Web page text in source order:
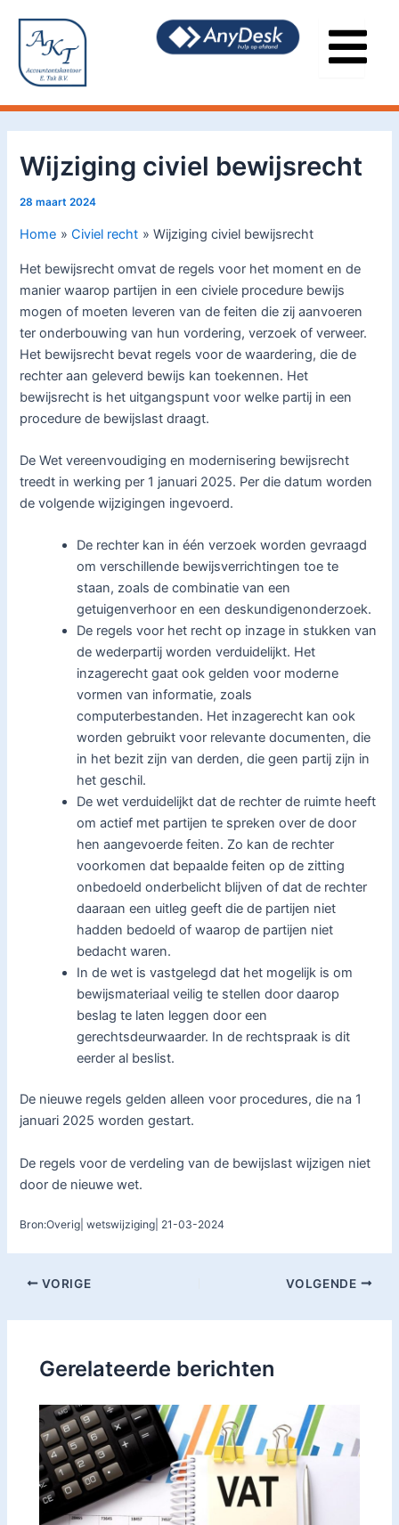
inhoud
Wijziging civiel bewijsrecht
28 maart 2024
Home Civiel recht Wijziging civiel bewijsrecht
Het bewijsrecht omvat de regels voor het moment en de
manier waarop partijen in een civiele procedure bewijs
mogen of moeten leveren van de feiten die zij aanvoeren
ter onderbouwing van hun vordering, verzoek of verweer.
Het bewijsrecht bevat regels voor de waardering, die de
rechter aan geleverd bewijs kan toekennen. Het
bewijsrecht is het uitgangspunt voor welke partij in een
procedure de bewijslast draagt.
De Wet vereenvoudiging en modernisering bewijsrecht
treedt in werking per 1 januari 2025. Per die datum worden
de volgende wijzigingen ingevoerd.
De rechter kan in één verzoek worden gevraagd
om verschillende bewijsverrichtingen toe te
staan, zoals de combinatie van een
getuigenverhoor en een deskundigenonderzoek.
De regels voor het recht op inzage in stukken van
de wederpartij worden verduidelijkt. Het
inzagerecht gaat ook gelden voor moderne
vormen van informatie, zoals
computerbestanden. Het inzagerecht kan ook
worden gebruikt voor relevante documenten, die
in het bezit zijn van derden, die geen partij zijn in
het geschil.
De wet verduidelijkt dat de rechter de ruimte heeft
om actief met partijen te spreken over de door
hen aangevoerde feiten. Zo kan de rechter
voorkomen dat bepaalde feiten op de zitting
onbedoeld onderbelicht blijven of dat de rechter
daaraan een uitleg geeft die de partijen niet
hadden bedoeld of waarop de partijen niet
bedacht waren.
In de wet is vastgelegd dat het mogelijk is om
bewijsmateriaal veilig te stellen door daarop
beslag te laten leggen door een
gerechtsdeurwaarder. In de rechtspraak is dit
eerder al beslist.
De nieuwe regels gelden alleen voor procedures, die na 1
januari 2025 worden gestart.
De regels voor de verdeling van de bewijslast wijzigen niet
door de nieuwe wet.
Bron:Overig| wetswijziging| 21-03-2024
navigatie
VORIGE VOLGENDE
Gerelateerde berichten